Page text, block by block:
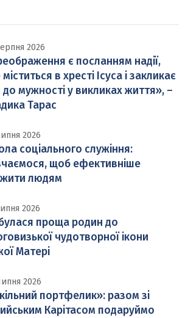
2026
є посланням надії,
в хресті Ісуса і закликає
до мужності у викликах життя», –
Тарас
2026
соціального служіння:
щоб ефективніше
людям
2026
проща родин до
чудотворної ікони
Матері
2026
портфелик»: разом зі
Карітасом подаруймо